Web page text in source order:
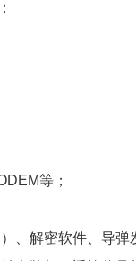
等；
、解密软件、导弹